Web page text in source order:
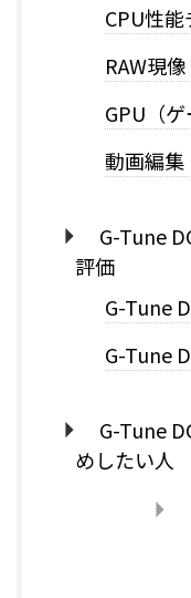
CPU性
RAW現像
GPU（
動画編集
G-Tune
評価
G-Tune
G-Tune
G-Tune
めしたい人